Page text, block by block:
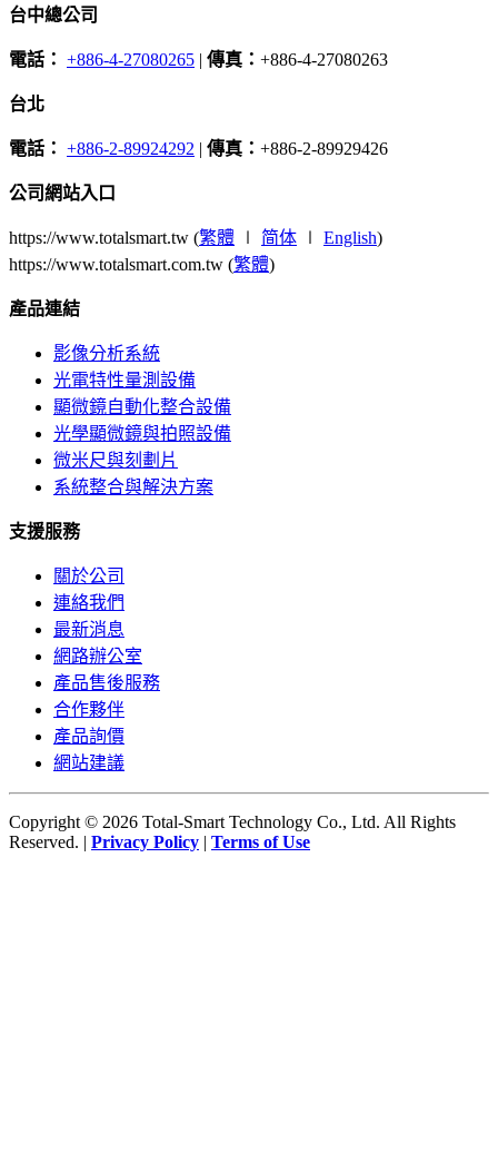
台中總公司
電話： +886-4-27080265 | 傳真： +886-4-27080263
台北
電話： +886-2-89924292 | 傳真： +886-2-89929426
公司網站入口
https://www.totalsmart.tw (繁體 ∣ 简体 ∣ English)
https://www.totalsmart.com.tw (繁體)
產品連結
影像分析系統
光電特性量測設備
顯微鏡自動化整合設備
光學顯微鏡與拍照設備
微米尺與刻劃片
系統整合與解決方案
支援服務
關於公司
連絡我們
最新消息
網路辦公室
產品售後服務
合作夥伴
產品詢價
網站建議
Copyright © 2026 Total-Smart Technology Co., Ltd. All Rights
Reserved. | Privacy Policy | Terms of Use